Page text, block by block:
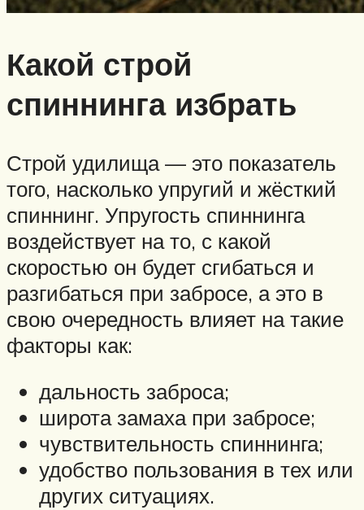
Какой строй
спиннинга избрать
Строй удилища — это показатель
того, насколько упругий и жёсткий
спиннинг. Упругость спиннинга
воздействует на то, с какой
скоростью он будет сгибаться и
разгибаться при забросе, а это в
свою очередность влияет на такие
факторы как:
дальность заброса;
широта замаха при забросе;
чувствительность спиннинга;
удобство пользования в тех или
других ситуациях.